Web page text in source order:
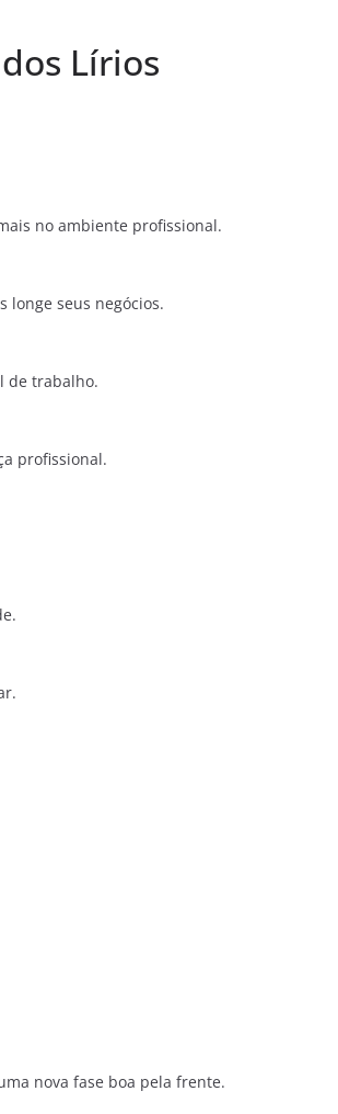
Lírios
no ambiente profissional.
longe seus negócios.
de trabalho.
profissional.
nova fase boa pela frente.